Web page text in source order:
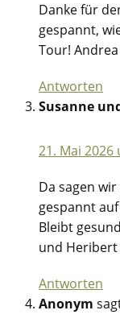
Danke für
gespannt,
Tour!
Antworten
Susanne
21. Mai 2026
Da sagen
gespannt
Bleibt
und Heribert
Antworten
Anonym